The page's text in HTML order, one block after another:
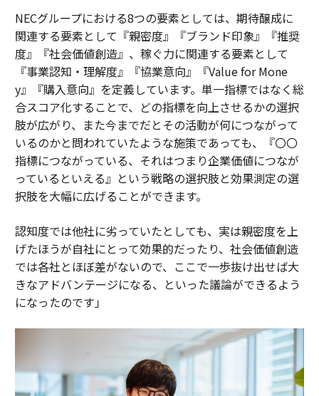
NECグループにおける8つの要素としては、期待醸成に
関連する要素として『親密度』『ブランド印象』『推奨
度』『社会価値創造』、稼ぐ力に関連する要素として
『事業認知・理解度』『協業意向』『Value for Mone
y』『購入意向』を定義しています。単一指標ではなく総
合スコア化することで、どの指標を向上させるかの選択
肢が広がり、また今までだとその活動が何につながって
いるのかと問われていたような施策であっても、『〇〇
指標につながっている、それはつまり企業価値につなが
っているといえる』という戦略の選択肢と効果測定の選
択肢を大幅に広げることができます。
認知度では他社に劣っていたとしても、実は親密度を上
げたほうが自社にとって効果的だったり、社会価値創造
では各社とほぼ差がないので、ここで一歩抜け出せば大
きなアドバンテージになる、といった議論ができるよう
になったのです」